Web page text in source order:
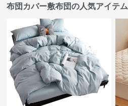
布団カバー敷布団の人気アイテム